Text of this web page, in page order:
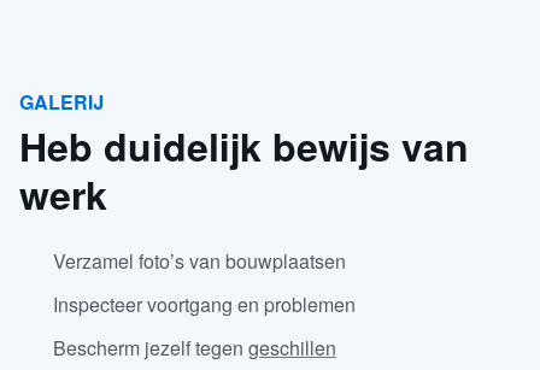
GALERIJ
Heb duidelijk bewijs van
werk
Verzamel foto’s van bouwplaatsen
Inspecteer voortgang en problemen
Bescherm jezelf tegen geschillen